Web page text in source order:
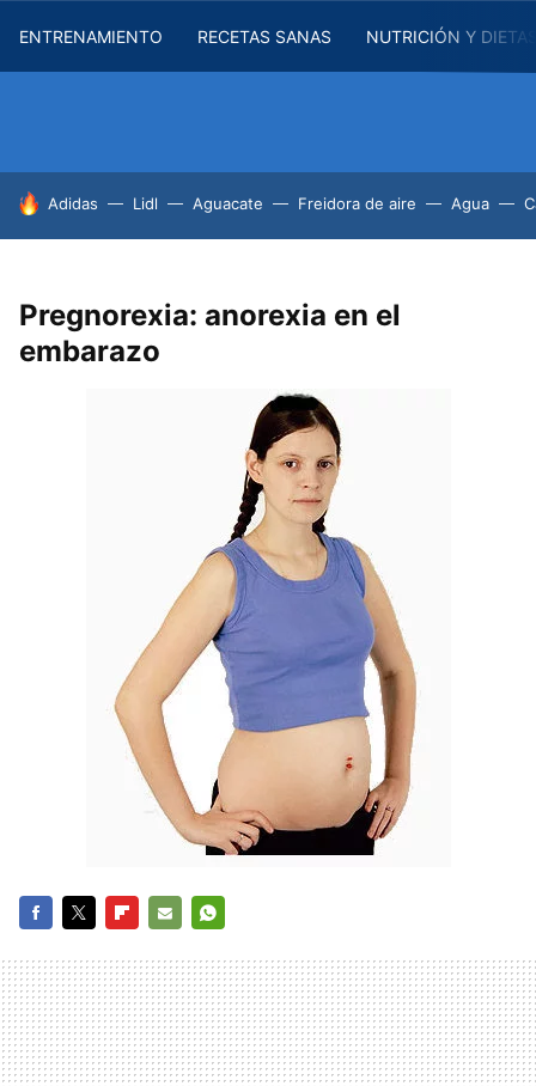
ENTRENAMIENTO RECETAS SANAS NUTRICIÓN Y
HOY SE HABLA DE
Adidas Lidl Aguacate Freidora de aire Agua
Pregnorexia: anorexia en el
embarazo
MAIL